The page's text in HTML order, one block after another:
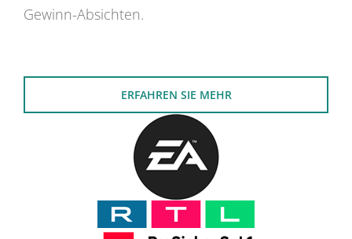
Gewinn-Absichten.
ERFAHREN SIE MEHR